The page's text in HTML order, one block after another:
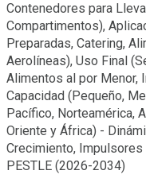
Contenedores para
Compartimentos),
Preparadas, Catering,
Aerolíneas), Uso Final
Alimentos al por Menor,
Capacidad (Pequeño,
Pacífico, Norteamérica,
Oriente y África) -
Crecimiento,
PESTLE (2026-2034)